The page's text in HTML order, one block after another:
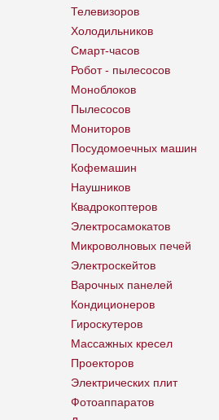
Телевизоров
Холодильников
Смарт-часов
Робот - пылесосов
Моноблоков
Пылесосов
Мониторов
Посудомоечных машин
Кофемашин
Наушников
Квадрокоптеров
Электросамокатов
Микроволновых печей
Электроскейтов
Варочных панелей
Кондиционеров
Гироскутеров
Массажных кресел
Проекторов
Электрических плит
Фотоаппаратов